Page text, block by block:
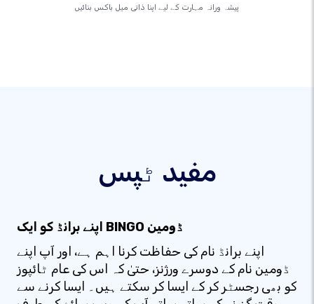
پیشہ ورانہ مہارت کے لیے اپنا ذاتی میل باکس بنائیں
مفید ٹپس
اپنے برانڈ کو ایک BINGO ڈومین
اپنے برانڈ نام کی حفاظت کرنا اہم ہے، اور آپ اپنے
ڈومین نام کے دوسرے ورژنز، حتیٰ کہ اس کی عام ٹائپوز
کو بھی رجسٹر کر کے ایسا کر سکتے ہیں۔ ایسا کرنے سے